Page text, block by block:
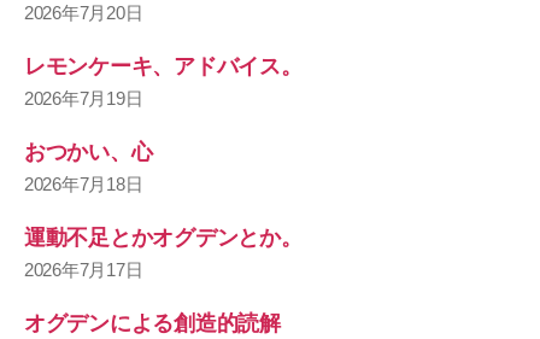
2026年7月20日
レモンケーキ、アドバイス。
2026年7月19日
おつかい、心
2026年7月18日
運動不足とかオグデンとか。
2026年7月17日
オグデンによる創造的読解